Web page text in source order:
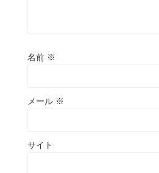
名前 ※
メール ※
サイト